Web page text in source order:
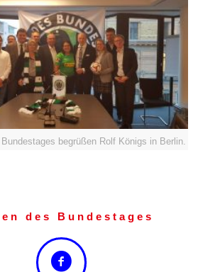
begrüßen Rolf Königs in Berlin.
des Bundestages